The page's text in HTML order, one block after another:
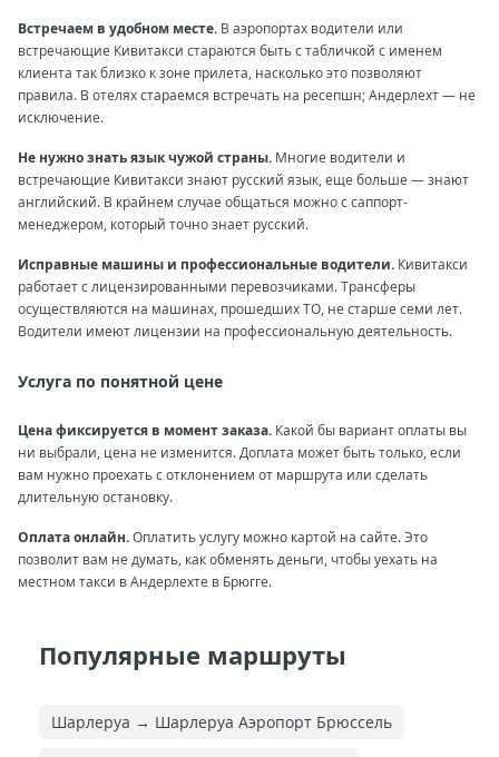
Встречаем в удобном месте. В аэропортах водители или
встречающие Кивитакси стараются быть с табличкой с именем
клиента так близко к зоне прилета, насколько это позволяют
правила. В отелях стараемся встречать на ресепшн; Андерлехт — не
исключение.
Не нужно знать язык чужой страны. Многие водители и
встречающие Кивитакси знают русский язык, еще больше — знают
английский. В крайнем случае общаться можно с саппорт-
менеджером, который точно знает русский.
Исправные машины и профессиональные водители. Кивитакси
работает с лицензированными перевозчиками. Трансферы
осуществляются на машинах, прошедших ТО, не старше семи лет.
Водители имеют лицензии на профессиональную деятельность.
Услуга по понятной цене
Цена фиксируется в момент заказа. Какой бы вариант оплаты вы
ни выбрали, цена не изменится. Доплата может быть только, если
вам нужно проехать с отклонением от маршрута или сделать
длительную остановку.
Оплата онлайн.Оплатить услугу можно картой на сайте. Это
позволит вам не думать, как обменять деньги, чтобы уехать на
местном такси в Андерлехте в Брюгге.
Популярные маршруты
Шарлеруа → Шарлеруа Аэропорт Брюссель